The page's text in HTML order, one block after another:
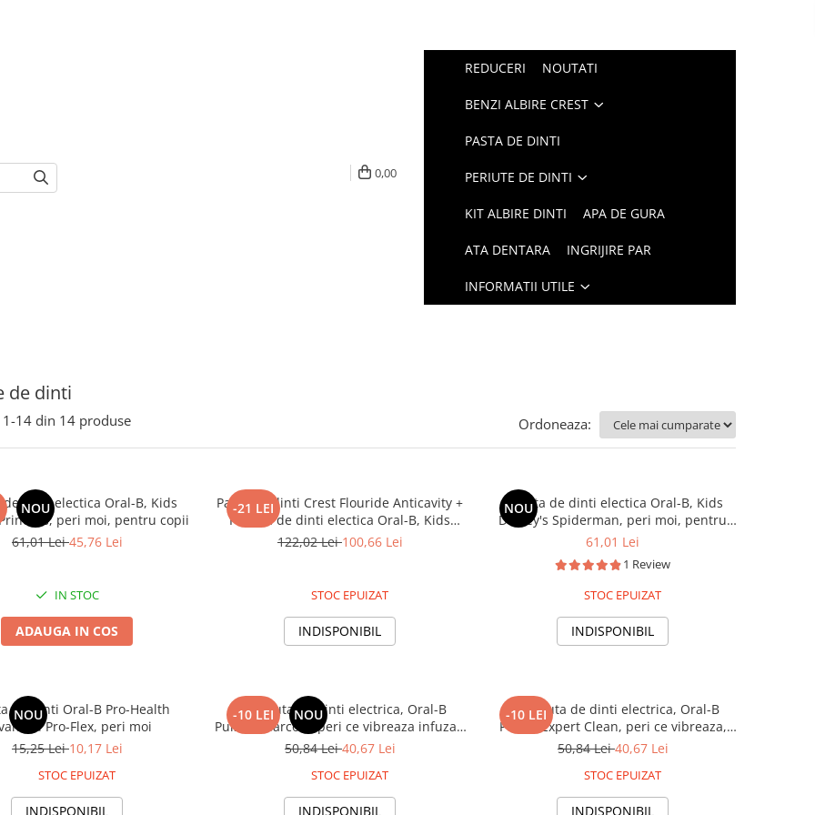
0,00
REDUCERI NOUTATI
BENZI ALBIRE CREST
PASTA DE DINTI
PERIUTE DE DINTI
KIT ALBIRE DINTI APA DE GURA
ATA DENTARA INGRIJIRE PAR
INFORMATII UTILE
de dinti
1-14 din 14 produse Ordoneaza:
NOU
de dinti electica Oral-B, Kids
peri moi, pentru copii
61,01 Lei45,76 Lei
IN STOC
ADAUGA IN COS
-21 LEI
Pasta de dinti Crest Flouride Anticavity +
Periuta de dinti electica Oral-B, Kids
Disney's Frozen, aroma bubblegum,
122,02 Lei100,66 Lei
STOC EPUIZAT
INDISPONIBIL
NOU
Periuta de dinti electica Oral-B, Kids
Disney's Spiderman, peri moi, pentru
copii
61,01 Lei
1 Review
STOC EPUIZAT
INDISPONIBIL
NOU
de dinti Oral-B Pro-Health
Pro-Flex, peri moi
15,25 Lei10,17 Lei
STOC EPUIZAT
INDISPONIBIL
-10 LEI NOU
2x Periuta de dinti electrica, Oral-B
Pulsar Charcoal, peri ce vibreaza infuzati
cu carbune activ, peri moi
50,84 Lei40,67 Lei
STOC EPUIZAT
INDISPONIBIL
-10 LEI
2x Periuta de dinti electrica, Oral-B
Pulsar Expert Clean, peri ce vibreaza,
peri moi
50,84 Lei40,67 Lei
STOC EPUIZAT
INDISPONIBIL